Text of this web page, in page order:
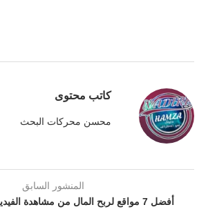
كاتب محتوى
محسن محركات البحث
المنشور السابق
أفضل 7 مواقع لربح المال من مشاهدة الفيديوهات كلها صادقة